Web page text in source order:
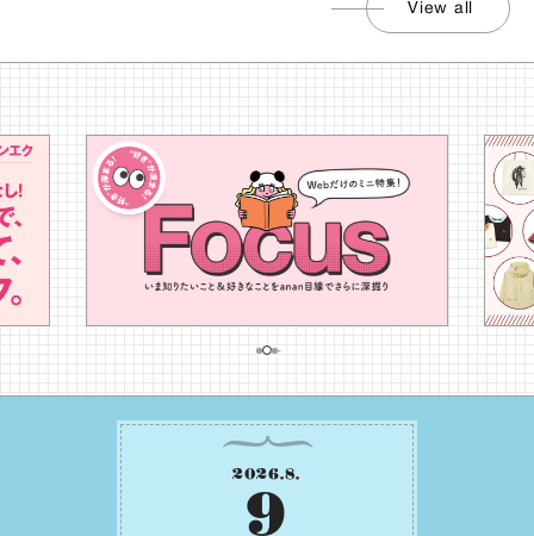
View all
2026.8.
9